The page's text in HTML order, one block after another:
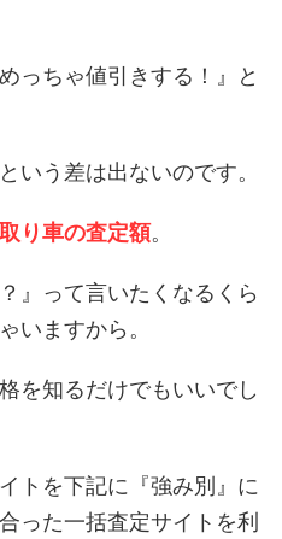
っちゃ値引きする！』と
いう差は出ないのです。
り車の査定額。
』って言いたくなるくら
いますから。
を知るだけでもいいでし
トを下記に『強み別』に
った一括査定サイトを利